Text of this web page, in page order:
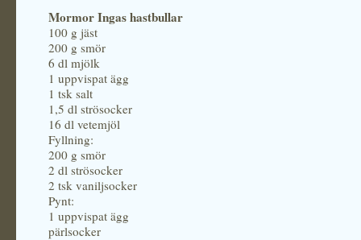
Mormor Ingas hastbullar
100 g jäst
200 g smör
6 dl mjölk
1 uppvispat ägg
1 tsk salt
1,5 dl strösocker
16 dl vetemjöl
Fyllning:
200 g smör
2 dl strösocker
2 tsk vaniljsocker
Pynt:
1 uppvispat ägg
pärlsocker